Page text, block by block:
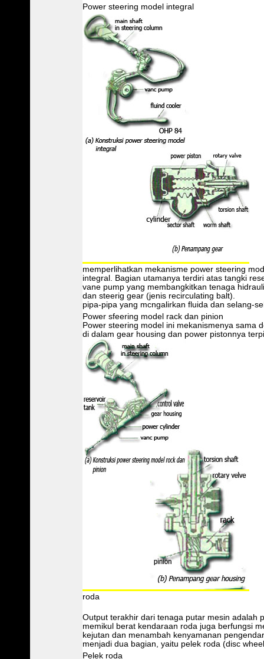
Power steering model integral
memperlihatkan mekanisme power steering
integral. Bagian utamanya terdiri atas tangki
vane pump yang membangkitkan tenaga
dan steerig gear (jenis recirculating balt).
pipa-pipa yang mcngalirkan fluida dan selang-
Power sfeering model rack dan pinion
Power steering model ini mekanismenya sama
di dalam gear housing dan power pistonnya
roda
Output terakhir dari tenaga putar mesin adalah
memikul berat kendaraan roda juga berfungsi
kejutan dan menambah kenyamanan
menjadi dua bagian, yaitu pelek roda (disc
Pelek roda